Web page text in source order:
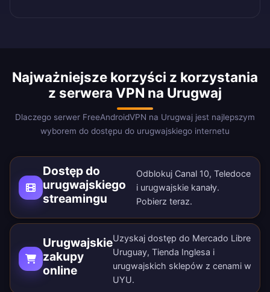
Najważniejsze korzyści z korzystania
z serwera VPN na Urugwaj
Dlaczego serwer FreeAndroidVPN na Urugwaj jest najlepszym
wyborem do dostępu do urugwajskiego internetu
Dostęp do
urugwajskiego
streamingu
Odblokuj Canal 10, Teledoce
i urugwajskie kanały.
Pobierz teraz.
Urugwajskie
zakupy
online
Uzyskaj dostęp do Mercado Libre
Uruguay, Tienda Inglesa i
urugwajskich sklepów z cenami w
UYU.